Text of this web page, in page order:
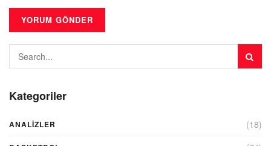
Kategoriler
ANALIZLER (18)